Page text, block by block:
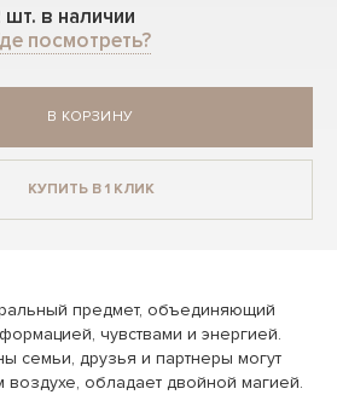
шт. в наличии
посмотреть?
В КОРЗИНУ
КУПИТЬ В 1 КЛИК
предмет, объединяющий
чувствами и энергией.
семьи, друзья и партнеры могут
воздухе, обладает двойной магией.